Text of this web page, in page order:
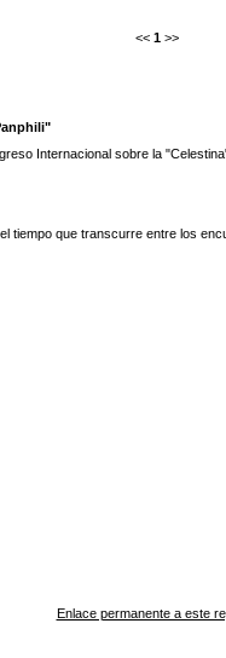
<< 1 >>
Internacional sobre la
tiempo que transcurre entre los
Enlace permanente a este